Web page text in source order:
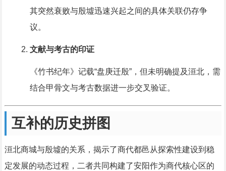
其突然衰败与殷墟迅速兴起之间的具体关联仍存争
议。
文献与考古的印证
《竹书纪年》记载“盘庚迁殷”，但未明确提及洹北，需
结合甲骨文与考古数据进一步交叉验证。
互补的历史拼图
洹北商城与殷墟的关系，揭示了商代都邑从探索性建设到稳
定发展的动态过程，二者共同构建了安阳作为商代核心区的